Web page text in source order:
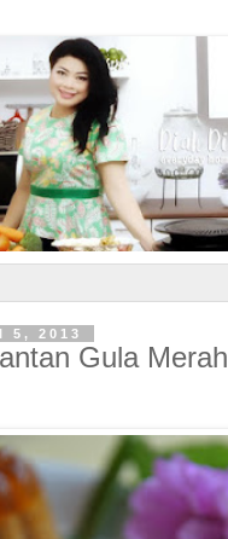
5, 2013
Gula Merah